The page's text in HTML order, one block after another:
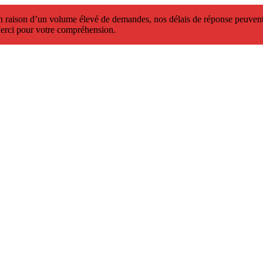
raison d’un volume élevé de demandes, nos délais de réponse
pour votre compréhension.